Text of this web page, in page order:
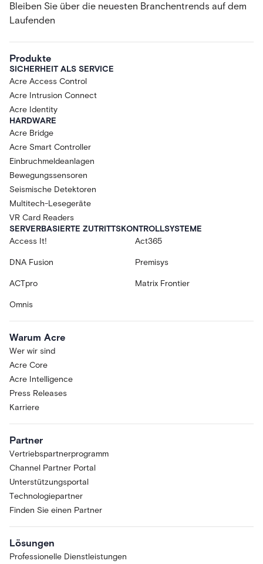
Bleiben Sie über die neuesten Branchentrends auf dem
Laufenden
Produkte
SICHERHEIT ALS SERVICE
Acre Access Control
Acre Intrusion Connect
Acre Identity
HARDWARE
Acre Bridge
Acre Smart Controller
Einbruchmeldeanlagen
Bewegungssensoren
Seismische Detektoren
Multitech-Lesegeräte
VR Card Readers
SERVERBASIERTE ZUTRITTSKONTROLLSYSTEME
Access It!
Act365
DNA Fusion Premisys
ACTpro Matrix Frontier
Omnis
Warum Acre
Wer wir sind
Acre Core
Acre Intelligence
Press Releases
Karriere
Partner
Vertriebspartnerprogramm
Channel Partner Portal
Unterstützungsportal
Technologiepartner
Finden Sie einen Partner
Lösungen
Professionelle Dienstleistungen